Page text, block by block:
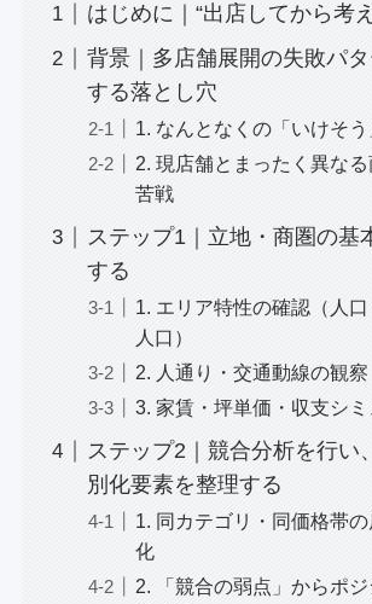
はじめに｜“出店してから考
背景｜多店舗展開の失敗パ
する落とし穴
1. なんとなくの「いけそ
2. 現店舗とまったく異な
苦戦
ステップ1｜立地・商圏の基
する
1. エリア特性の確認（人
人口）
2. 人通り・交通動線の観察
3. 家賃・坪単価・収支シ
ステップ2｜競合分析を行い
別化要素を整理する
1. 同カテゴリ・同価格帯の
化
2. 「競合の弱点」からポ